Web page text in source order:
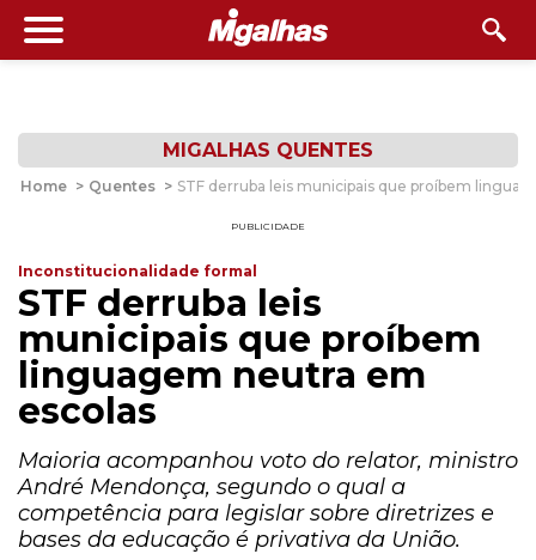
MIGALHAS QUENTES
Home > Quentes > STF derruba leis municipais que proíbem
PUBLICIDADE
Inconstitucionalidade formal
STF derruba leis
municipais que proíbem
linguagem neutra em
escolas
Maioria acompanhou voto do relator, ministro
André Mendonça, segundo o qual a
competência para legislar sobre diretrizes e
bases da educação é privativa da União.